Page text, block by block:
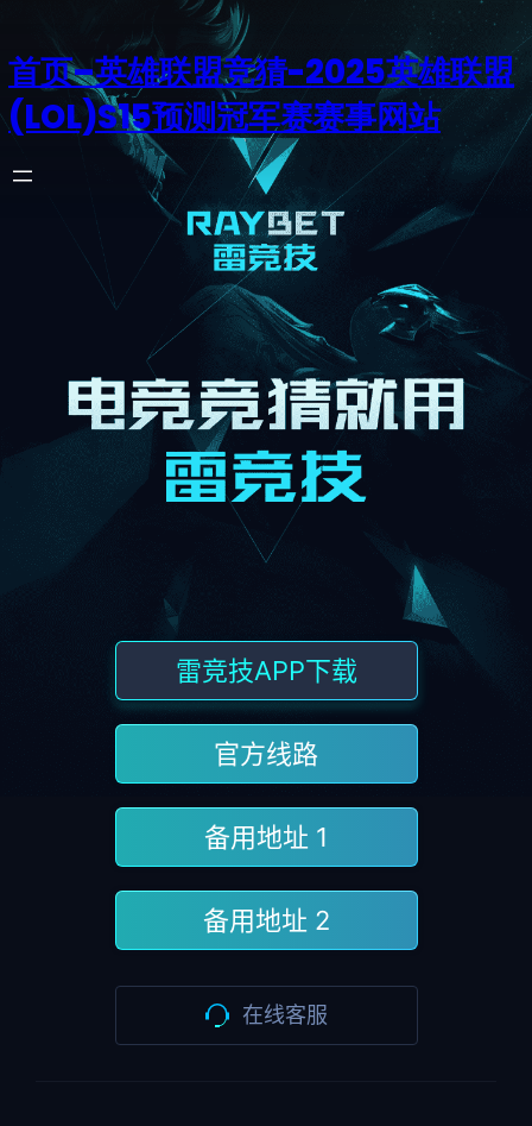
首页–英雄联盟竞猜-2025英雄联盟
(LOL)S15预测冠军赛赛事网站